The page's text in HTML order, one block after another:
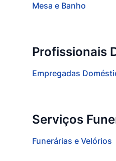
Mesa e Banho
Profissionais
Empregadas
Serviços
Funerárias e Velórios